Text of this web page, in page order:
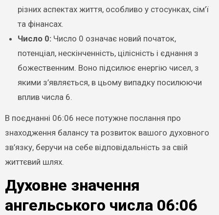
різних аспектах життя, особливо у стосунках, сім’ї
та фінансах.
Число 0:Число 0 означає новий початок,
потенціал, нескінченність, цілісність і єднання з
божественним. Воно підсилює енергію чисел, з
якими з’являється, в цьому випадку посилюючи
вплив числа 6.
В поєднанні 06:06 несе потужне послання про
знаходження балансу та розвиток вашого духовного
зв’язку, беручи на себе відповідальність за свій
життєвий шлях.
Духовне значення
ангельського числа 06:06